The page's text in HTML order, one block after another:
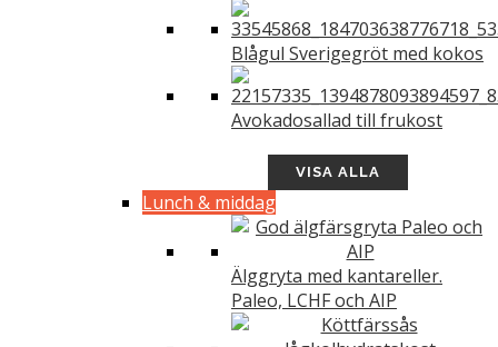
Blågul Sverigegröt med kokos
Avokadosallad till frukost
VISA ALLA
Lunch & middag
Älggryta med kantareller.
Paleo, LCHF och AIP